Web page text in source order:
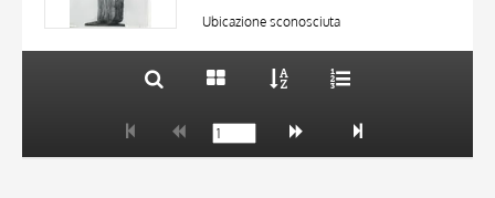
Ubicazione sconosciuta